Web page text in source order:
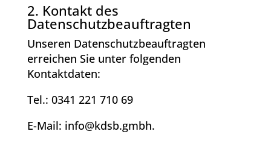
2. Kontakt des
Datenschutzbeauftragten
Unseren Datenschutzbeauftragten
erreichen Sie unter folgenden
Kontaktdaten:
Tel.: 0341 221 710 69
E-Mail: info@kdsb.gmbh.